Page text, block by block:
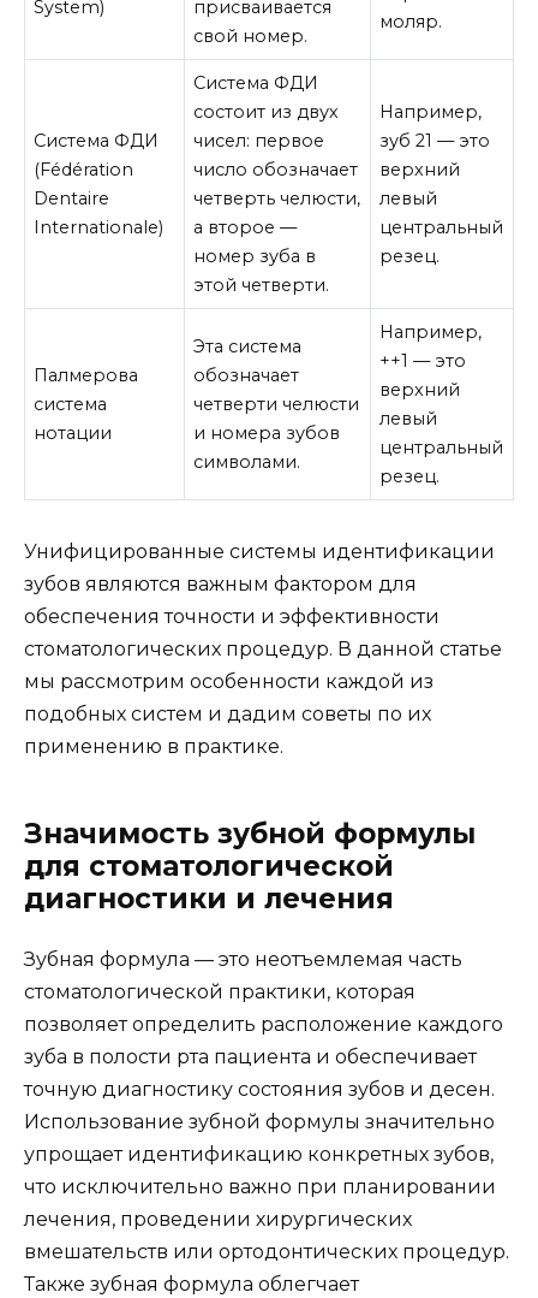
System)
присваивается
свой номер.
моляр.
Система ФДИ
(Fédération
Dentaire
Internationale)
Система ФДИ
состоит из двух
чисел: первое
число обозначает
четверть челюсти,
а второе —
номер зуба в
этой четверти.
Например,
зуб 21 — это
верхний
левый
центральный
резец.
Палмерова
система
нотации
Эта система
обозначает
четверти челюсти
и номера зубов
символами.
Например,
++1 — это
верхний
левый
центральный
резец.
Унифицированные системы идентификации
зубов являются важным фактором для
обеспечения точности и эффективности
стоматологических процедур. В данной статье
мы рассмотрим особенности каждой из
подобных систем и дадим советы по их
применению в практике.
Значимость зубной формулы
для стоматологической
диагностики и лечения
Зубная формула — это неотъемлемая часть
стоматологической практики, которая
позволяет определить расположение каждого
зуба в полости рта пациента и обеспечивает
точную диагностику состояния зубов и десен.
Использование зубной формулы значительно
упрощает идентификацию конкретных зубов,
что исключительно важно при планировании
лечения, проведении хирургических
вмешательств или ортодонтических процедур.
Также зубная формула облегчает